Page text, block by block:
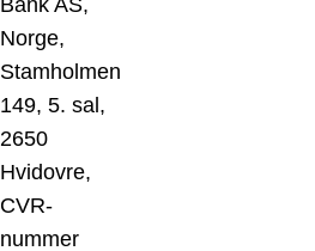
Bank AS,
Norge,
Stamholmen
149, 5. sal,
2650
Hvidovre,
CVR-
nummer